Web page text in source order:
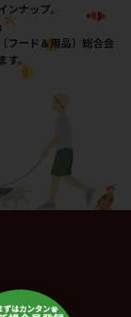
ナップ。
フード＆用品）総合会
。